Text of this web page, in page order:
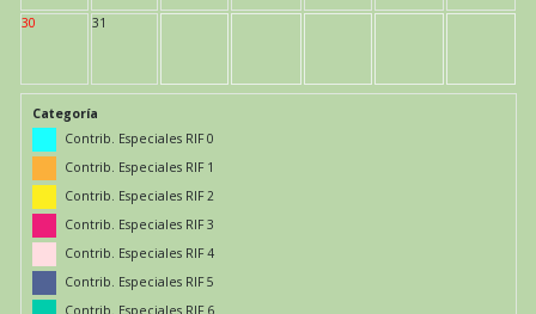
30 31
Categoría
Contrib. Especiales RIF 0
Contrib. Especiales RIF 1
Contrib. Especiales RIF 2
Contrib. Especiales RIF 3
Contrib. Especiales RIF 4
Contrib. Especiales RIF 5
Contrib. Especiales RIF 6